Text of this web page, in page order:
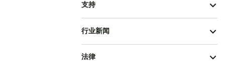
支持
行业新闻
法律